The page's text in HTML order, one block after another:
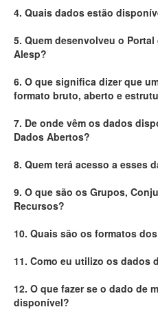
Administração
Legislação
Perguntas frequentes
Contato
4. Quais dados estão
5. Quem desenvolveu o
Alesp?
6. O que significa dizer que
formato bruto, aberto e
7. De onde vêm os dados
Dados Abertos?
8. Quem terá acesso a esses
9. O que são os Grupos,
Recursos?
10. Quais são os formatos
11. Como eu utilizo os dados
12. O que fazer se o dado de
disponível?